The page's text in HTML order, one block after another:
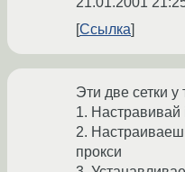
Ссылка
Эти две сетки
1.
2.
прокси